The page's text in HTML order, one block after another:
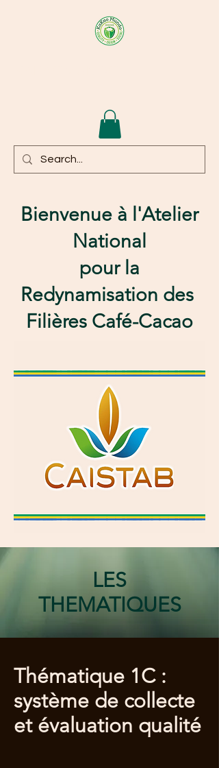
Bienvenue à l'Atelier
National
pour la
Redynamisation des
Filières Café-Cacao
LES
THEMATIQUES
Thématique 1C :
système de collecte
et évaluation qualité